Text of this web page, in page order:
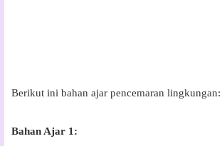
Berikut ini bahan ajar pencemaran lingkungan:
Bahan Ajar 1: